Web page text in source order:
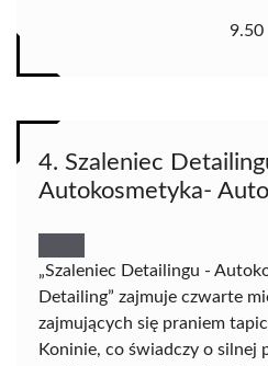
9.50
4. Szaleniec
Autokosmetyka-
„Szaleniec Detailingu -
Detailing” zajmuje czwarte
zajmujących się praniem
Koninie, co świadczy o silnej